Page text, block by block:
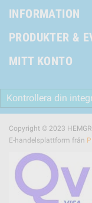
INFORMATION
PRODUKTER &
MITT KONTO
Kontrollera din
Copyright © 2023
E-handelsplattform från